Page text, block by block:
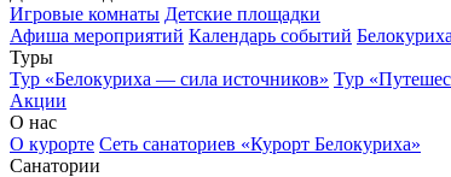
Игровые комнаты Детские площадки
Афиша мероприятий Календарь событий
Туры
Тур «Белокуриха — сила источников» Тур
Акции
О нас
О курорте Сеть санаториев «Курорт Белокуриха»
Санатории